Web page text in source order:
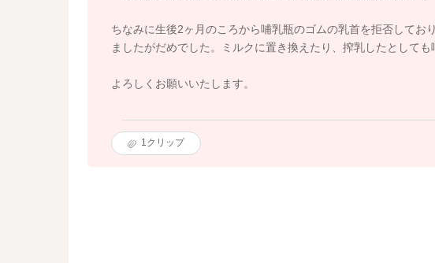
ちなみに生後2ヶ月のころから哺乳瓶のゴムの乳首を拒否してお
ましたがだめでした。ミルクに置き換えたり、搾乳したとしても
よろしくお願いいたします。
1クリップ